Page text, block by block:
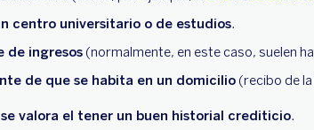
centro universitario o de estudios.
de ingresos (normalmente, en este caso, suelen
de que se habita en un domicilio (recibo de
se valora el tener un buen historial crediticio.